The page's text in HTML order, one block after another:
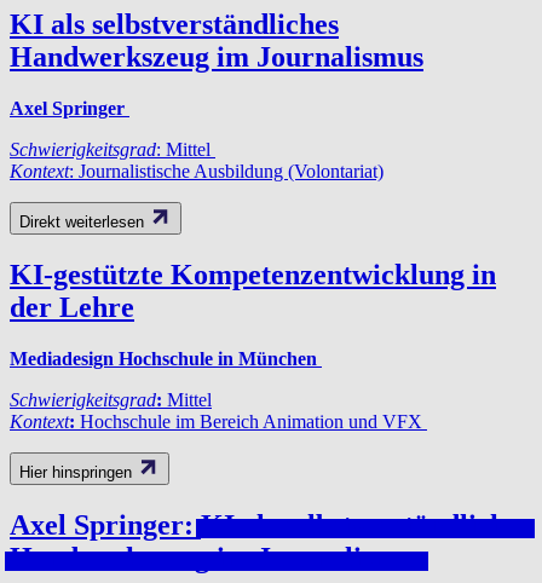
KI als selbstverständliches
Handwerkszeug im Journalismus
Axel Springer
Schwierigkeitsgrad: Mittel
Kontext: Journalistische Ausbildung (Volontariat)
Direkt weiterlesen
KI-gestützte Kompetenzentwicklung in
der Lehre
Mediadesign Hochschule in München
Schwierigkeitsgrad: Mittel
Kontext: Hochschule im Bereich Animation und VFX
Hier hinspringen
Axel Springer:KIals selb­stver­ständlich­es
Handw­erk­szeug im Journalismus